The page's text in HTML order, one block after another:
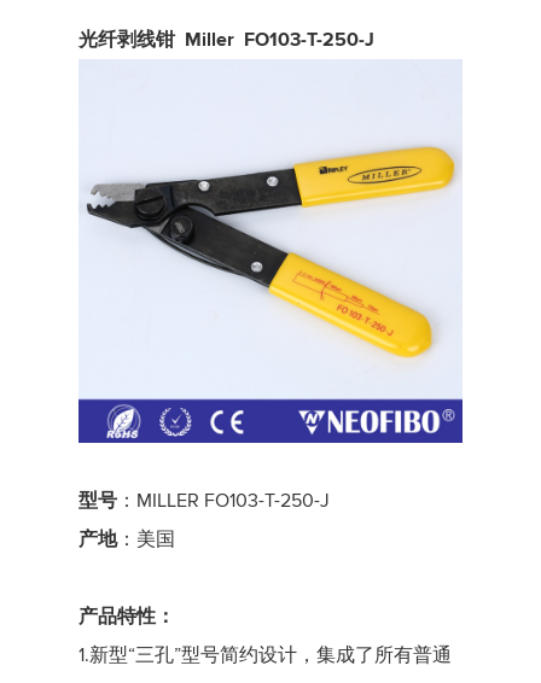
光纤剥线钳 Miller FO103-T-250-J
型号 ：MILLER FO103-T-250-J
产地：美国
产品特性 ：
1.新型“三孔”型号简约设计，集成了所有普通